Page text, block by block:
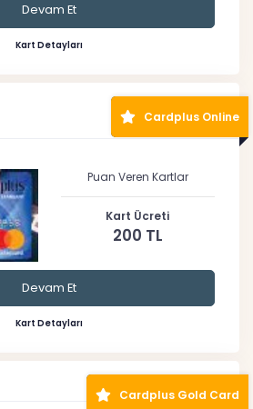
Devam Et
Kart Detayları
Cardplus Online
Puan Veren Kartlar
Kart Ücreti
200 TL
Devam Et
Kart Detayları
Cardplus Gold Card